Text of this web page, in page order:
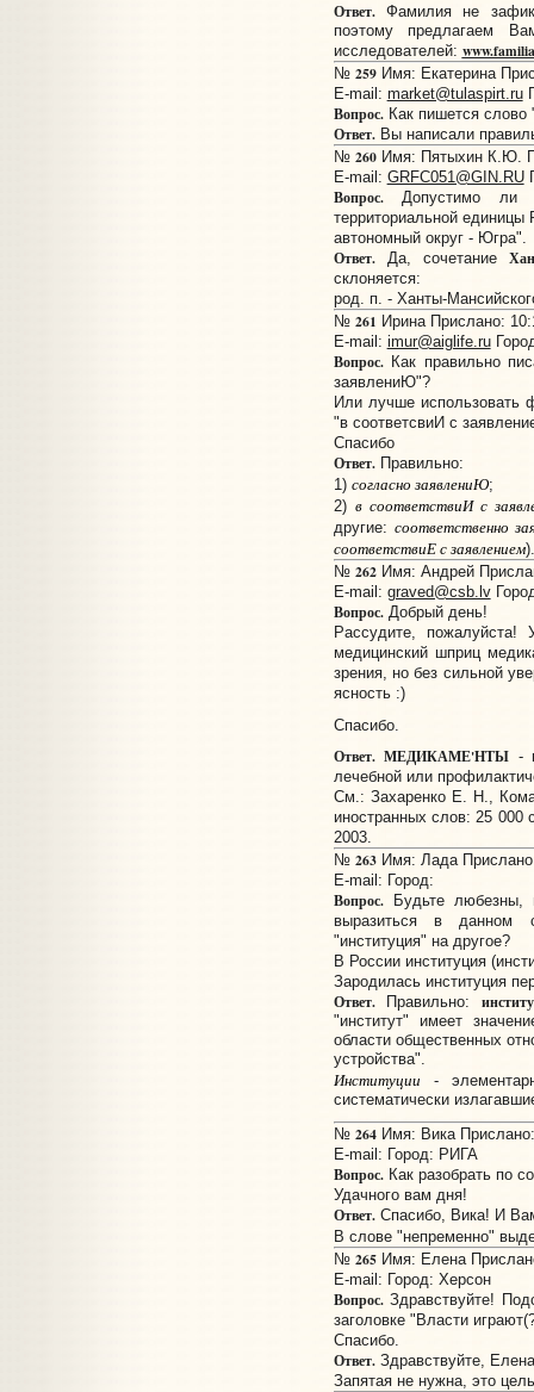
Ответ.Фамилия не
поэтому предлагаем
исследователей:
№ 259Имя: Екатерина
E-mail: market@tulaspirt.ru
Вопрос.Как пишется слово
Ответ.Вы написали
№ 260Имя: Пятыхин К.Ю.
E-mail: GRFC051@GIN.RU
Вопрос.Допустимо ли
территориальной
автономный округ - Югра".
Ответ.Да, сочетание
склоняется:
род. п. - Ханты-
№ 261 Ирина Прислано:
E-mail: imur@aiglife.ru
Вопрос.Как правильно
заявлениЮ"?
Или лучше использовать
"в соответсвиИ с
Спасибо
Ответ.Правильно:
1) согласно заявлениЮ;
2) в соответствиИ с
другие:соответственно
соответствиЕ с заявлением).
№ 262Имя: Андрей
E-mail: graved@csb.lv
Вопрос.Добрый день!
Рассудите,
медицинский шприц
зрения, но без сильной
ясность :)
Спасибо.
Ответ. МЕДИКАМЕ'НТЫ -
лечебной или
См.: Захаренко Е. Н.,
иностранных слов: 25 000
2003.
№ 263Имя: Лада
E-mail: Город:
Вопрос.Будьте любезны,
выразиться в данном
"институция" на другое?
В России институция
Зародилась институция
Ответ.Правильно:
"институт" имеет
области общественных
устройства".
Институции -
систематически
№ 264Имя: Вика
E-mail: Город: РИГА
Вопрос.Как разобрать по
Удачного вам дня!
Ответ.Спасибо, Вика! И
В слове "непременно"
№ 265Имя: Елена
E-mail: Город: Херсон
Вопрос.Здравствуйте!
заголовке "Власти
Спасибо.
Ответ.Здравствуйте,
Запятая не нужна, это